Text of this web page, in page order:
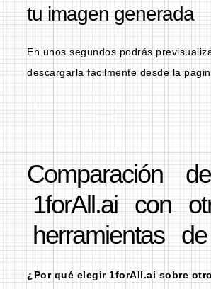
tu imagen generada
En unos segundos podrás
descargarla fácilmente desde la
Comparación
1forAll.ai con
herramientas
¿Por qué elegir 1forAll.ai sobre